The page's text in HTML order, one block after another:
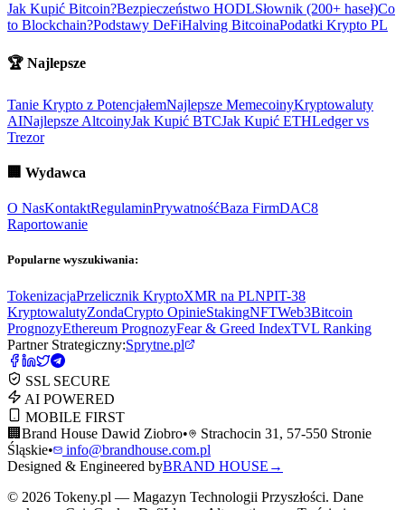
Jak Kupić Bitcoin?Bezpieczeństwo HODLSłownik (200+ haseł)Co
to Blockchain?Podstawy DeFiHalving BitcoinaPodatki Krypto PL
🏆 Najlepsze
Tanie Krypto z PotencjałemNajlepsze MemecoinyKryptowaluty
AINajlepsze AltcoinyJak Kupić BTCJak Kupić ETHLedger vs
Trezor
🏢 Wydawca
O NasKontaktRegulaminPrywatnośćBaza FirmDAC8
Raportowanie
Popularne wyszukiwania:
TokenizacjaPrzelicznik KryptoXMR na PLNPIT-38
KryptowalutyZondaCrypto OpinieStakingNFTWeb3Bitcoin
PrognozyEthereum PrognozyFear & Greed IndexTVL Ranking
Partner Strategiczny:Sprytne.pl
SSL SECURE
AI POWERED
MOBILE FIRST
🏢 Brand House Dawid Ziobro•
Strachocin 31, 57-550 Stronie
Śląskie•
info@brandhouse.com.pl
Designed & Engineered byBRAND HOUSE →
© 2026 Tokeny.pl — Magazyn Technologii Przyszłości. Dane